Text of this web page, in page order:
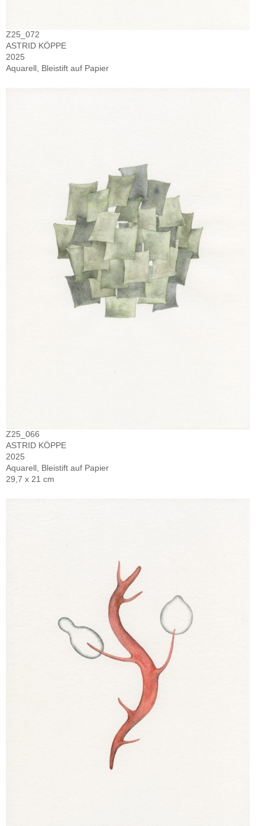
Z25_072
ASTRID KÖPPE
2025
Aquarell, Bleistift auf Papier
Z25_066
ASTRID KÖPPE
2025
Aquarell, Bleistift auf Papier
29,7 x 21 cm